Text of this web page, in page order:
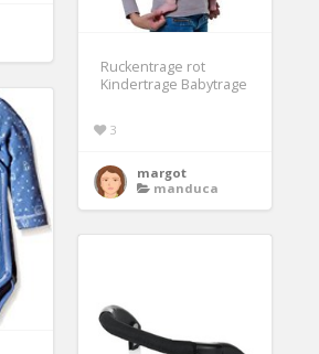
Ruckentrage rot
Kindertrage Babytrage
3
margot
manduca